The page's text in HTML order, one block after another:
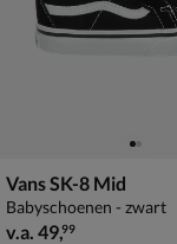
Vans SK-8 Mid
Babyschoenen - zwart
vanaf € 49,99
v.a. 49,99